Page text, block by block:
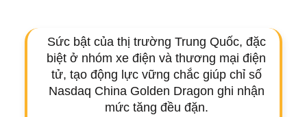
Sức bật của thị trường Trung Quốc, đặc
biệt ở nhóm xe điện và thương mại điện
tử, tạo động lực vững chắc giúp chỉ số
Nasdaq China Golden Dragon ghi nhận
mức tăng đều đặn.